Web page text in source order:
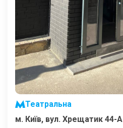
Театральна
м. Київ, вул. Хрещатик 44-A